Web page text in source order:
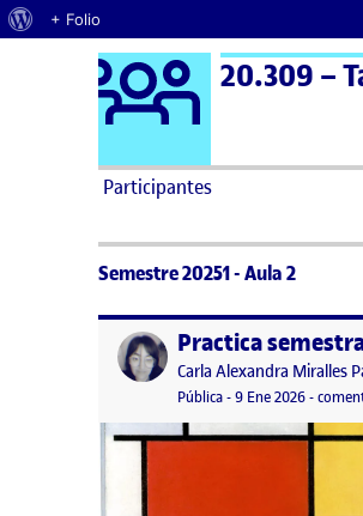
Acerca de WordPress
+ Folio
Saltar al contenido Logo Ágora
20.309 –
Participantes
Semestre 20251 - Aula 2
Publicado por
Publicado por
Carla Alexandra Miralles
Visibilidad:
Pública-Fecha de
9 Ene 2026-